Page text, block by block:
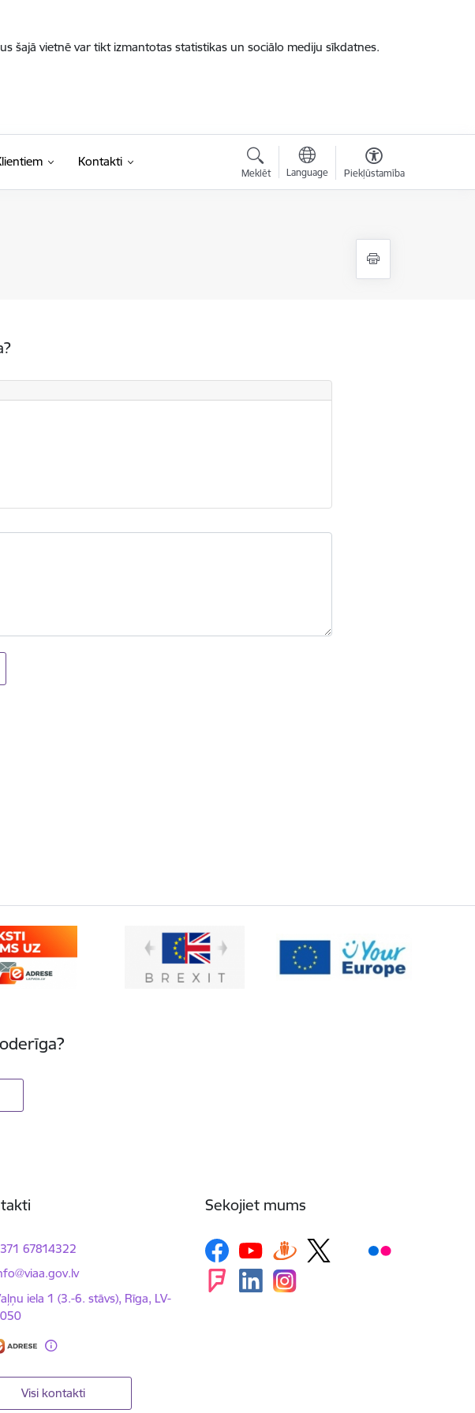
šajā vietnē var tikt izmantotas statistikas un sociālo mediju sīkdatnes.
Kontakti
Meklēt Language Piekļūstamība
67814322
pasts:
iela 1 (3.-6. stāvs), Rīga, LV-
Visi kontakti
Sekojiet mums